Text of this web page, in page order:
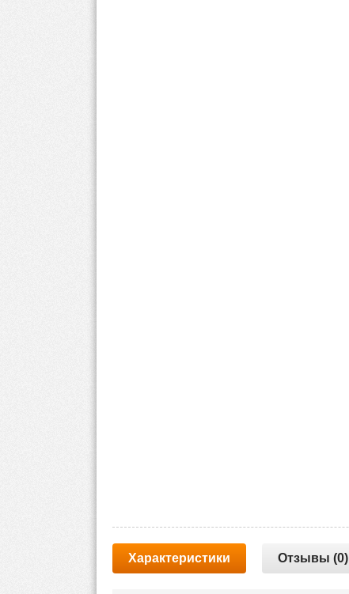
Характеристики Отзывы (0)